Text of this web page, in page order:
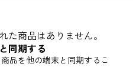
た商品はありません。
同期する
品を他の端末と同期するこ